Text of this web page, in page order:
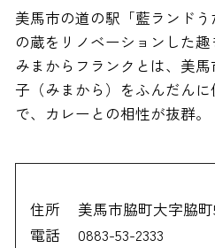
美馬市の道の駅「藍ランド
の蔵をリノベーションした趣
みまからフランクとは、美
子（みまから）をふんだん
で、カレーとの相性が抜群。
住所 美馬市脇町大字脇
電話
0883-53-2333